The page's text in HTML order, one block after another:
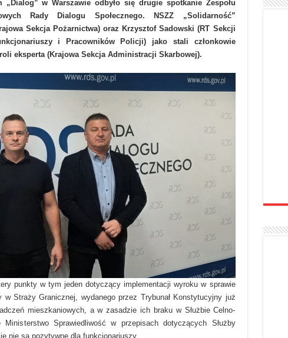
w Warszawie odbyło się drugie spotkanie Zespołu
Rady Dialogu Społecznego. NSZZ „Solidarność”
Sekcja Pożarnictwa) oraz Krzysztof Sadowski (RT Sekcji
i Pracowników Policji) jako stali członkowie
eksperta (Krajowa Sekcja Administracji Skarbowej).
punkty w tym jeden dotyczący implementacji wyroku w sprawie
w Straży Granicznej, wydanego przez Trybunał Konstytucyjny już
mieszkaniowych, a w zasadzie ich braku w Służbie Celno-
Sprawiedliwość w przepisach dotyczących Służby
nie są pozytywne dla funkcjonariuszy.